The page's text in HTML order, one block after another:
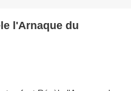
l'Arnaque du